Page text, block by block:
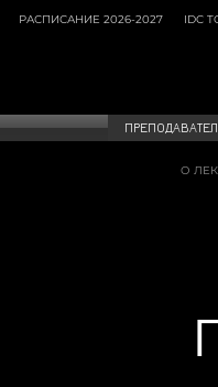
РАСПИСАНИЕ 2026-2027 IDC
О